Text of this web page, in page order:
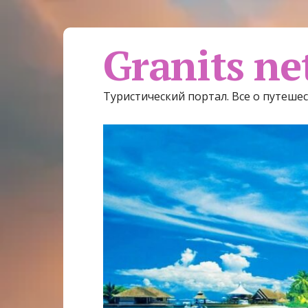
Granits
Туристический портал. Все о